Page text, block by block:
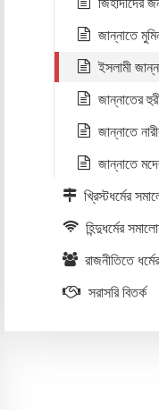
জান্নাতে
ইসলামী
জান্নাতের
জান্নাতে
জান্নাতে
খ্রিস্টধর্মের
হিন্দুধর্মের
রাজনীতিতে
সরাসরি বিতর্ক